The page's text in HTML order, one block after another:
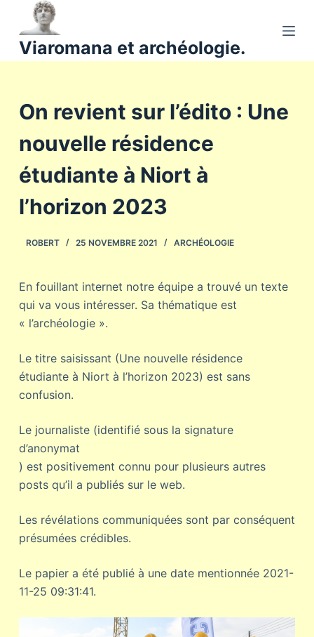
a
u
o
n
Viaromana et archéologie.
On revient sur l’édito : Une
nouvelle résidence
étudiante à Niort à
l’horizon 2023
ROBERT 25 NOVEMBRE 2021 ARCHÉOLOGIE
En fouillant internet notre équipe a trouvé un texte
qui va vous intéresser. Sa thématique est
« l’archéologie ».
Le titre saisissant (Une nouvelle résidence
étudiante à Niort à l’horizon 2023) est sans
confusion.
Le journaliste (identifié sous la signature
d’anonymat
) est positivement connu pour plusieurs autres
posts qu’il a publiés sur le web.
Les révélations communiquées sont par conséquent
présumées crédibles.
Le papier a été publié à une date mentionnée 2021-
11-25 09:31:41.